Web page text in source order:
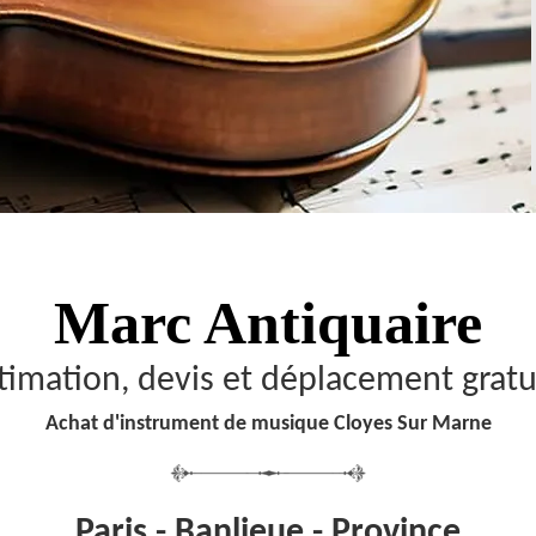
Marc Antiquaire
devis et déplacement
Achat d'instrument de musique Cloyes Sur Marne